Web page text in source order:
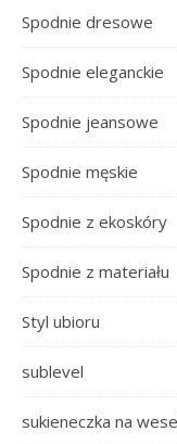
Spodnie dresowe
Spodnie eleganckie
Spodnie jeansowe
Spodnie męskie
Spodnie z ekoskóry
Spodnie z materiału
Styl ubioru
sublevel
sukieneczka na